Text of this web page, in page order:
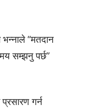
भन्नाले “मतदान
सम्झनु पर्छ”
गर्न